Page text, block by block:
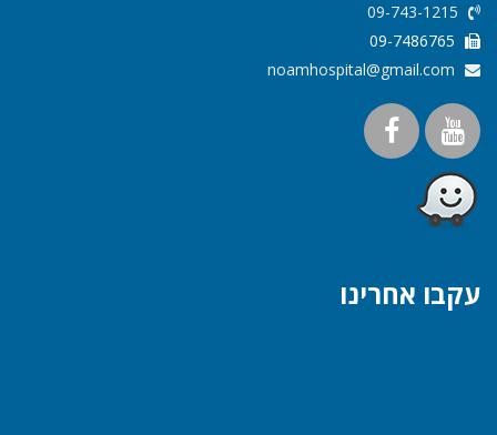
09-743-1215
09-7486765
noamhospital@gmail.com
עקבו אחרינו